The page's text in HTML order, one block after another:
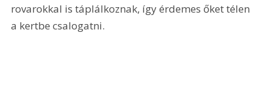
rovarokkal is táplálkoznak, így érdemes őket télen
a kertbe csalogatni.